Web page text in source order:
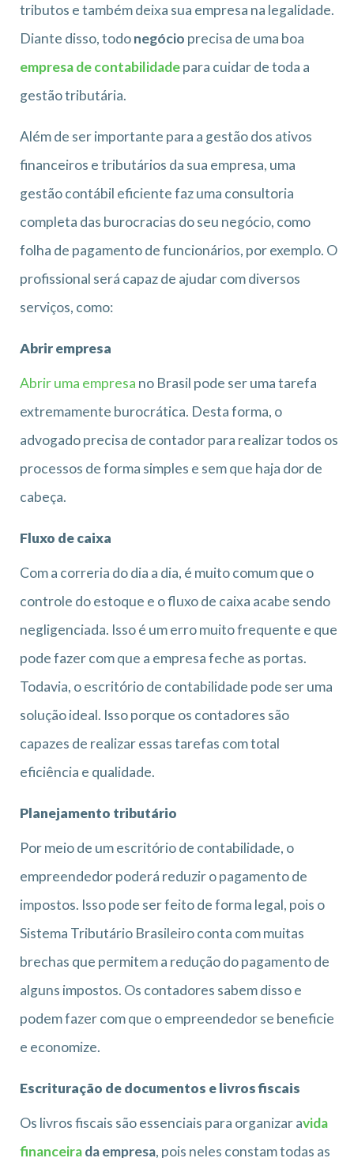
tributos e também deixa sua empresa na legalidade.
Diante disso, todonegócio precisa de uma boa
empresa de contabilidadepara cuidar de toda a
gestão tributária.
Além de ser importante para a gestão dos ativos
financeiros e tributários da sua empresa, uma
gestão contábil eficiente faz uma consultoria
completa das burocracias do seu negócio, como
folha de pagamento de funcionários, por exemplo. O
profissional será capaz de ajudar com diversos
serviços, como:
Abrir empresa
Abrir uma empresa no Brasil pode ser uma tarefa
extremamente burocrática. Desta forma, o
advogado precisa de contador para realizar todos os
processos de forma simples e sem que haja dor de
cabeça.
Fluxo de caixa
Com a correria do dia a dia, é muito comum que o
controle do estoque e o fluxo de caixa acabe sendo
negligenciada. Isso é um erro muito frequente e que
pode fazer com que a empresa feche as portas.
Todavia, o escritório de contabilidade pode ser uma
solução ideal. Isso porque os contadores são
capazes de realizar essas tarefas com total
eficiência e qualidade.
Planejamento tributário
Por meio de um escritório de contabilidade, o
empreendedor poderá reduzir o pagamento de
impostos. Isso pode ser feito de forma legal, pois o
Sistema Tributário Brasileiro conta com muitas
brechas que permitem a redução do pagamento de
alguns impostos. Os contadores sabem disso e
podem fazer com que o empreendedor se beneficie
e economize.
Escrituração de documentos e livros fiscais
Os livros fiscais são essenciais para organizar avida
financeirada empresa, pois neles constam todas as